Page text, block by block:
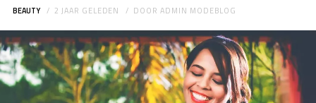
BEAUTY 2 JAAR GELEDEN DOORADMIN MODEBLOG